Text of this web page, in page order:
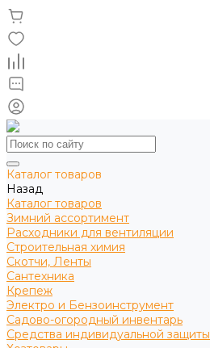
Каталог товаров
Назад
Каталог товаров
Зимний ассортимент
Расходники для вентиляции
Строительная химия
Скотчи, Ленты
Сантехника
Крепеж
Электро и Бензоинструмент
Садово-огородный инвентарь
Средства индивидуальной защиты